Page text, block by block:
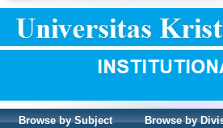
Browse by Subject Browse by